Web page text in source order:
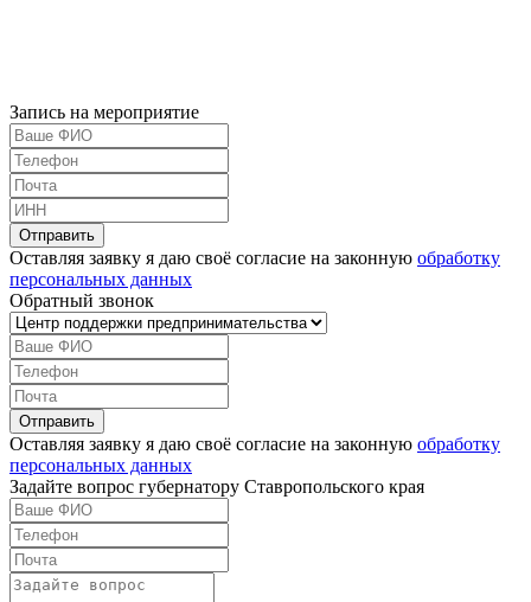
Запись на мероприятие
Оставляя заявку я даю своё согласие на законную обработку
персональных данных
Обратный звонок
Оставляя заявку я даю своё согласие на законную обработку
персональных данных
Задайте вопрос губернатору Ставропольского края